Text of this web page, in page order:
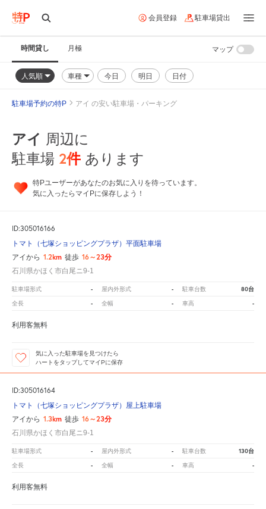
会員登録 駐車場貸出
時間貸し 月極
人気順 車種 今日 明日 日付
マップ
駐車場予約の特P アイ の安い駐車場・パーキング
アイ 周辺に
駐車場 2件 あります
特Pユーザーがあなたのお気に入りを待っています。
気に入ったらマイPに保存しよう！
ID:305016166
トマト（七塚ショッピングプラザ）平面駐車場
アイから 1.2km 徒歩 16～23分
石川県かほく市白尾ニ9-1
駐車場形式 - 屋内外形式 - 駐車台数 80台
全長 - 全幅 - 車高 -
利用客無料
気に入った駐車場を見つけたら
ハートをタップしてマイPに保存
ID:305016164
トマト（七塚ショッピングプラザ）屋上駐車場
アイから 1.3km 徒歩 16～23分
石川県かほく市白尾ニ9-1
駐車場形式 - 屋内外形式 - 駐車台数 130台
全長 - 全幅 - 車高 -
利用客無料